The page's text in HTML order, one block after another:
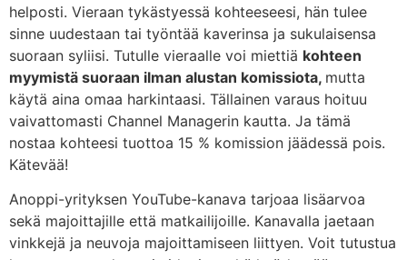
helposti. Vieraan tykästyessä kohteeseesi, hän tulee
sinne uudestaan tai työntää kaverinsa ja sukulaisensa
suoraan syliisi. Tutulle vieraalle voi miettiä kohteen
myymistä suoraan ilman alustan komissiota, mutta
käytä aina omaa harkintaasi. Tällainen varaus hoituu
vaivattomasti Channel Managerin kautta. Ja tämä
nostaa kohteesi tuottoa 15 % komission jäädessä pois.
Kätevää!
Anoppi-yrityksen YouTube-kanava tarjoaa lisäarvoa
sekä majoittajille että matkailijoille. Kanavalla jaetaan
vinkkejä ja neuvoja majoittamiseen liittyen. Voit tutustua